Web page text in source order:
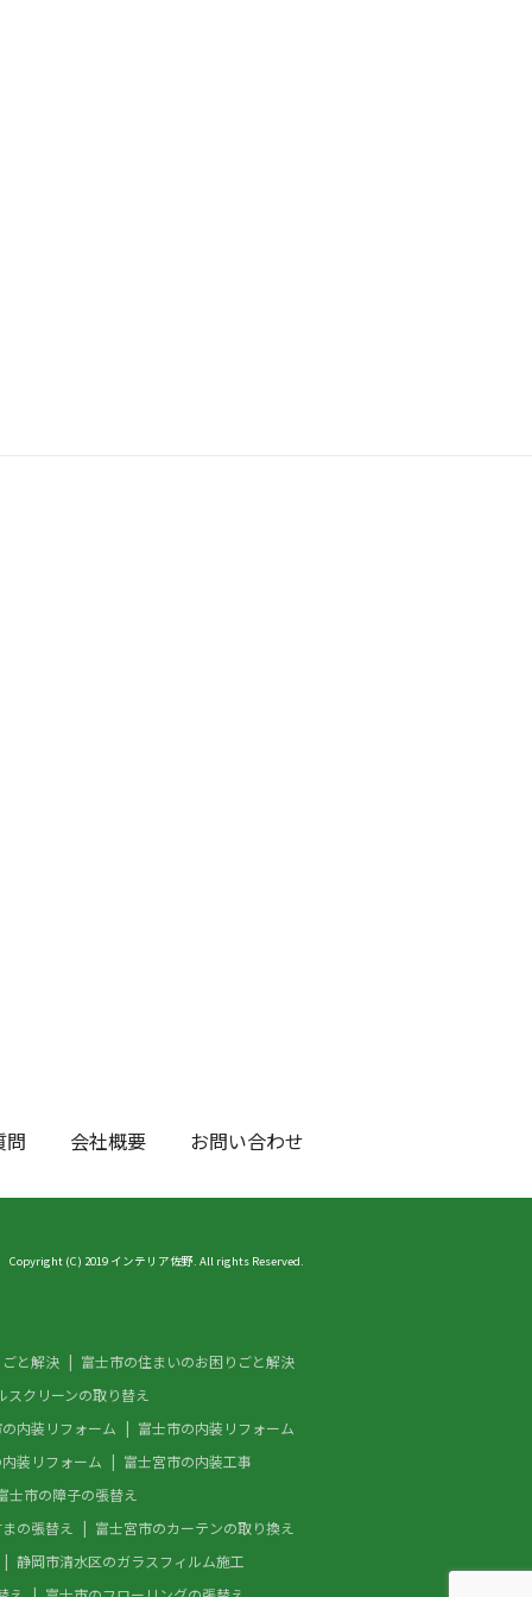
問 会社概要 お問い合わせ
Copyright (C) 2019 インテリア佐野. All rights Reserved.
と解決
富士市の住まいのお困りごと解決
スクリーンの取り替え
内装リフォーム
富士市の内装リフォーム
装リフォーム
富士宮市の内装工事
士市の障子の張替え
の張替え
富士宮市のカーテンの取り換え
静岡市清水区のガラスフィルム施工